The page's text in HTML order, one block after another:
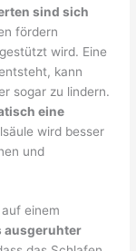
sind sich
fördern
wird. Eine
kann
sogar zu lindern.
eine
wird besser
und
einem
ausgeruhter